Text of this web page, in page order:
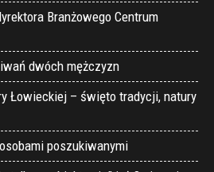
Branżowego Centrum
dwóch mężczyzn
Łowieckiej – święto tradycji, natury
poszukiwanymi